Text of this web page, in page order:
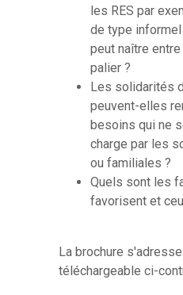
les RES par
de type
peut naître
palier ?
Les solidarités
peuvent-elles
besoins qui ne
charge par les
ou familiales ?
Quels sont les
favorisent et
La brochure
téléchargeable ci-